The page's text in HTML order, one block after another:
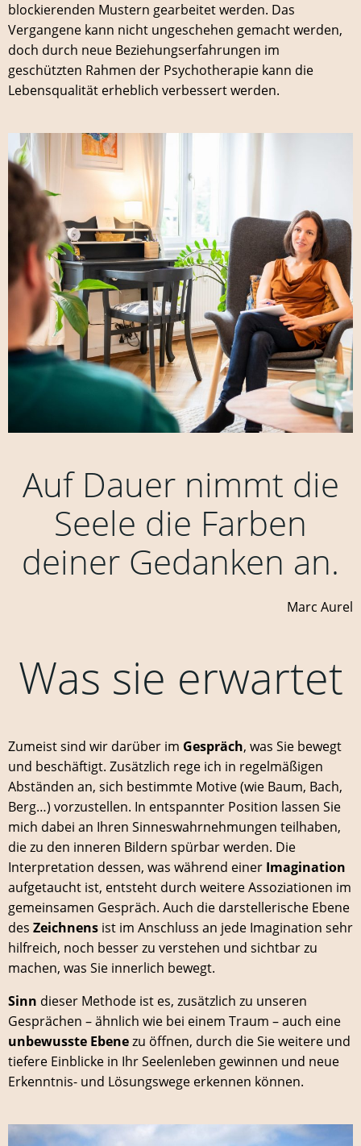
blockierenden Mustern gearbeitet werden. Das
Vergangene kann nicht ungeschehen gemacht werden,
doch durch neue Beziehungserfahrungen im
geschützten Rahmen der Psychotherapie kann die
Lebensqualität erheblich verbessert werden.
Auf Dauer nimmt die
Seele die Farben
deiner Gedanken an.
Marc Aurel
Was sie erwartet
Zumeist sind wir darüber im Gespräch, was Sie bewegt
und beschäftigt. Zusätzlich rege ich in regelmäßigen
Abständen an, sich bestimmte Motive (wie Baum, Bach,
Berg…) vorzustellen. In entspannter Position lassen Sie
mich dabei an Ihren Sinneswahrnehmungen teilhaben,
die zu den inneren Bildern spürbar werden. Die
Interpretation dessen, was während einer Imagination
aufgetaucht ist, entsteht durch weitere Assoziationen im
gemeinsamen Gespräch. Auch die darstellerische Ebene
des Zeichnens ist im Anschluss an jede Imagination sehr
hilfreich, noch besser zu verstehen und sichtbar zu
machen, was Sie innerlich bewegt.
Sinn dieser Methode ist es, zusätzlich zu unseren
Gesprächen – ähnlich wie bei einem Traum – auch eine
unbewusste Ebenezu öffnen, durch die Sie weitere und
tiefere Einblicke in Ihr Seelenleben gewinnen und neue
Erkenntnis- und Lösungswege erkennen können.